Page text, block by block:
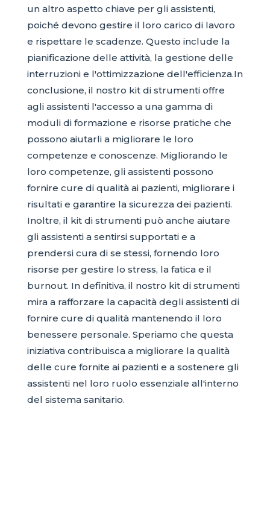
un altro aspetto chiave per gli assistenti,
poiché devono gestire il loro carico di lavoro
e rispettare le scadenze. Questo include la
pianificazione delle attività, la gestione delle
interruzioni e l'ottimizzazione dell'efficienza.In
conclusione, il nostro kit di strumenti offre
agli assistenti l'accesso a una gamma di
moduli di formazione e risorse pratiche che
possono aiutarli a migliorare le loro
competenze e conoscenze. Migliorando le
loro competenze, gli assistenti possono
fornire cure di qualità ai pazienti, migliorare i
risultati e garantire la sicurezza dei pazienti.
Inoltre, il kit di strumenti può anche aiutare
gli assistenti a sentirsi supportati e a
prendersi cura di se stessi, fornendo loro
risorse per gestire lo stress, la fatica e il
burnout. In definitiva, il nostro kit di strumenti
mira a rafforzare la capacità degli assistenti di
fornire cure di qualità mantenendo il loro
benessere personale. Speriamo che questa
iniziativa contribuisca a migliorare la qualità
delle cure fornite ai pazienti e a sostenere gli
assistenti nel loro ruolo essenziale all'interno
del sistema sanitario.